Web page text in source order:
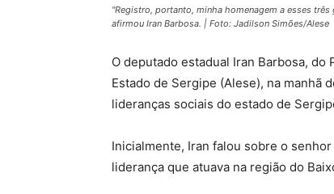
"Registro, portanto, minha homenagem a esses
afirmou Iran Barbosa. | Foto: Jadilson Simões/Alese
O deputado estadual Iran Barbosa,
Estado de Sergipe (Alese), na
lideranças sociais do estado de
Inicialmente, Iran falou sobre o
liderança que atuava na região do